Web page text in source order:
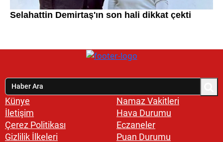
Künye
İletişim
Çerez Politikası
Gizlilik İlkeleri
Namaz Vakitleri
Hava Durumu
Eczaneler
Puan Durumu